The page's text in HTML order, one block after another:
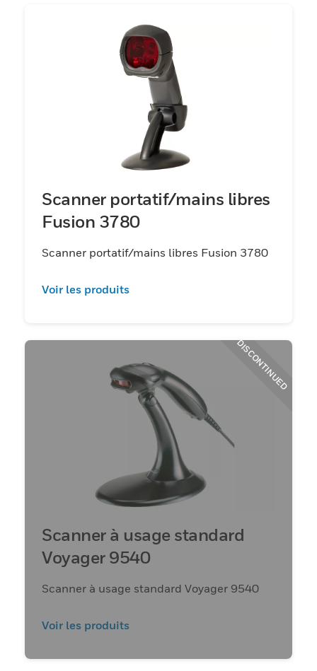
Scanner portatif/mains libres
Fusion 3780
Scanner portatif/mains libres Fusion 3780
Voir les produits
DISCONTINUED
Scanner à usage standard
Voyager 9540
Scanner à usage standard Voyager 9540
Voir les produits